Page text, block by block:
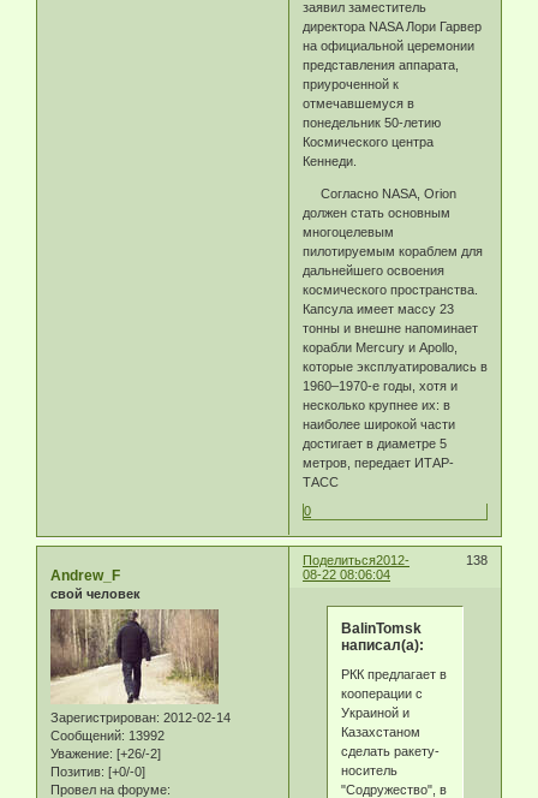
заявил заместитель
директора NASA Лори Гарвер
на официальной церемонии
представления аппарата,
приуроченной к
отмечавшемуся в
понедельник 50-летию
Космического центра
Кеннеди.
Согласно NASA, Orion
должен стать основным
многоцелевым
пилотируемым кораблем для
дальнейшего освоения
космического пространства.
Капсула имеет массу 23
тонны и внешне напоминает
корабли Mercury и Apollo,
которые эксплуатировались в
1960–1970-е годы, хотя и
несколько крупнее их: в
наиболее широкой части
достигает в диаметре 5
метров, передает ИТАР-
ТАСС
0
Поделиться 138
2012-
08-22 08:06:04
Andrew_F
свой человек
Зарегистрирован: 2012-02-14
Сообщений: 13992
Уважение: [+26/-2]
Позитив: [+0/-0]
Провел на форуме:
BalinTomsk
написал(а):
РКК предлагает в
кооперации с
Украиной и
Казахстаном
сделать ракету-
носитель
"Содружество", в